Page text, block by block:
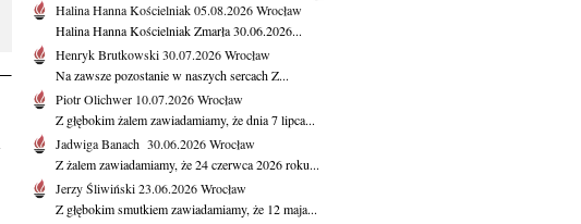
Halina Hanna Kościelniak05.08.2026Wrocław
Halina Hanna Kościelniak Zmarła 30.06.2026...
Henryk Brutkowski30.07.2026Wrocław
Na zawsze pozostanie w naszych sercach Z...
Piotr Olichwer 10.07.2026Wrocław
Z głębokim żalem zawiadamiamy, że dnia 7 lipca...
Jadwiga Banach 30.06.2026Wrocław
Z żalem zawiadamiamy, że 24 czerwca 2026 roku...
Jerzy Śliwiński23.06.2026Wrocław
Z głębokim smutkiem zawiadamiamy, że 12 maja...